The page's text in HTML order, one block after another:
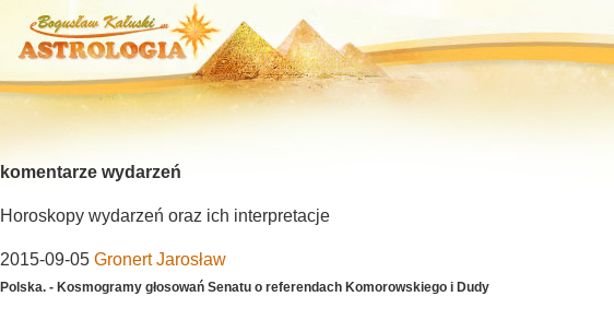
komentarze wydarzeń
Horoskopy wydarzeń oraz ich interpretacje
2015-09-05 Gronert Jarosław
Polska. - Kosmogramy głosowań Senatu o referendach Komorowskiego i Dudy